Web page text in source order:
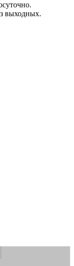
выходных.